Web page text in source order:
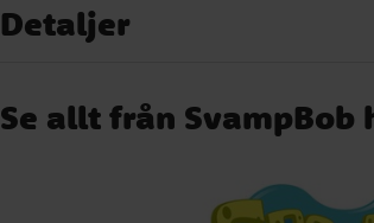
Detaljer
Se allt från SvampBob